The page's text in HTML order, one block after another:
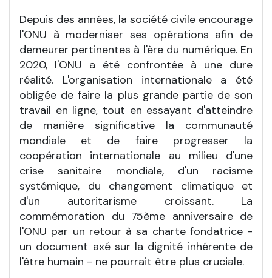
Depuis des années, la société civile encourage
l'ONU à moderniser ses opérations afin de
demeurer pertinentes à l'ère du numérique. En
2020, l'ONU a été confrontée à une dure
réalité. L'organisation internationale a été
obligée de faire la plus grande partie de son
travail en ligne, tout en essayant d'atteindre
de manière significative la communauté
mondiale et de faire progresser la
coopération internationale au milieu d'une
crise sanitaire mondiale, d'un racisme
systémique, du changement climatique et
d'un autoritarisme croissant. La
commémoration du 75ème anniversaire de
l'ONU par un retour à sa charte fondatrice -
un document axé sur la dignité inhérente de
l'être humain - ne pourrait être plus cruciale.